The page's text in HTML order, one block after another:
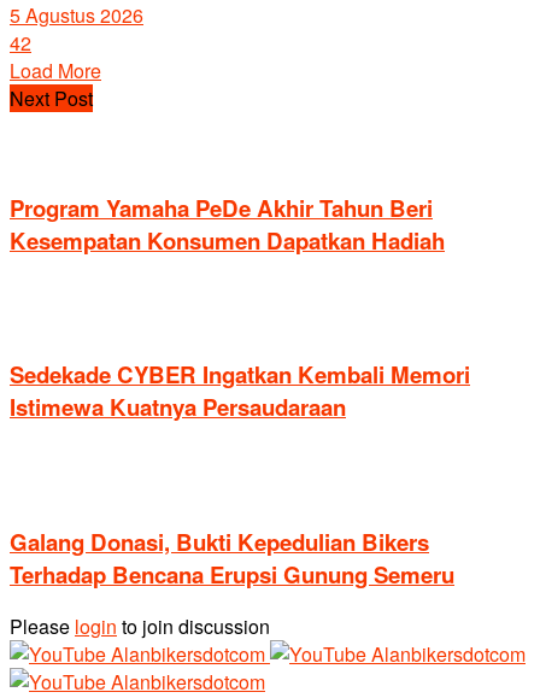
5 Agustus 2026
42
Load More
Next Post
Program Yamaha PeDe Akhir Tahun Beri
Kesempatan Konsumen Dapatkan Hadiah
Sedekade CYBER Ingatkan Kembali Memori
Istimewa Kuatnya Persaudaraan
Galang Donasi, Bukti Kepedulian Bikers
Terhadap Bencana Erupsi Gunung Semeru
Please login to join discussion